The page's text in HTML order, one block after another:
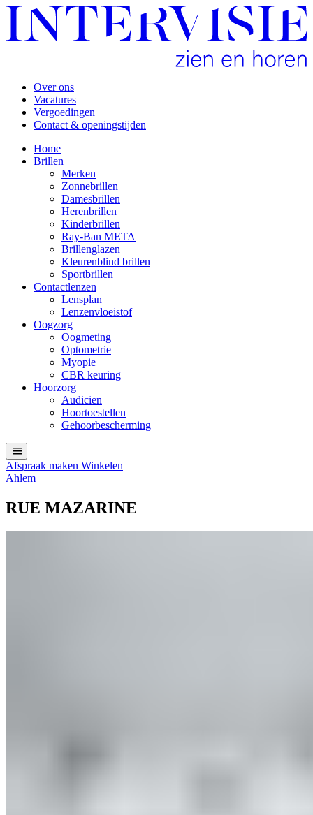
Over ons
Vacatures
Vergoedingen
Contact & openingstijden
Home
Brillen
Merken
Zonnebrillen
Damesbrillen
Herenbrillen
Kinderbrillen
Ray-Ban META
Brillenglazen
Kleurenblind brillen
Sportbrillen
Contactlenzen
Lensplan
Lenzenvloeistof
Oogzorg
Oogmeting
Optometrie
Myopie
CBR keuring
Hoorzorg
Audicien
Hoortoestellen
Gehoorbescherming
Afspraak maken Winkelen
Ahlem
RUE MAZARINE